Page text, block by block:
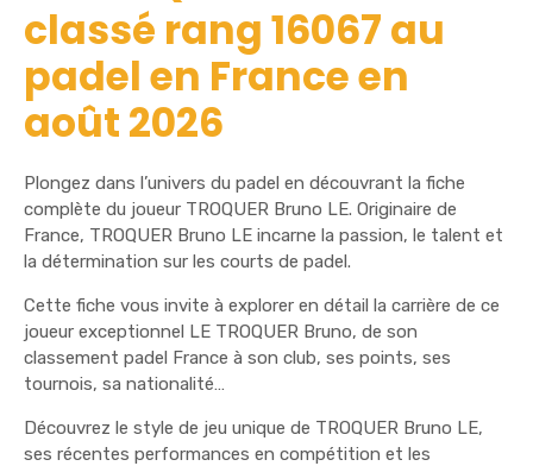
classé rang 16067 au
padel en France en
août 2026
Plongez dans l’univers du padel en découvrant la fiche
complète du joueur TROQUER Bruno LE. Originaire de
France, TROQUER Bruno LE incarne la passion, le talent et
la détermination sur les courts de padel.
Cette fiche vous invite à explorer en détail la carrière de ce
joueur exceptionnel LE TROQUER Bruno, de son
classement padel France à son club, ses points, ses
tournois, sa nationalité…
Découvrez le style de jeu unique de TROQUER Bruno LE,
ses récentes performances en compétition et les